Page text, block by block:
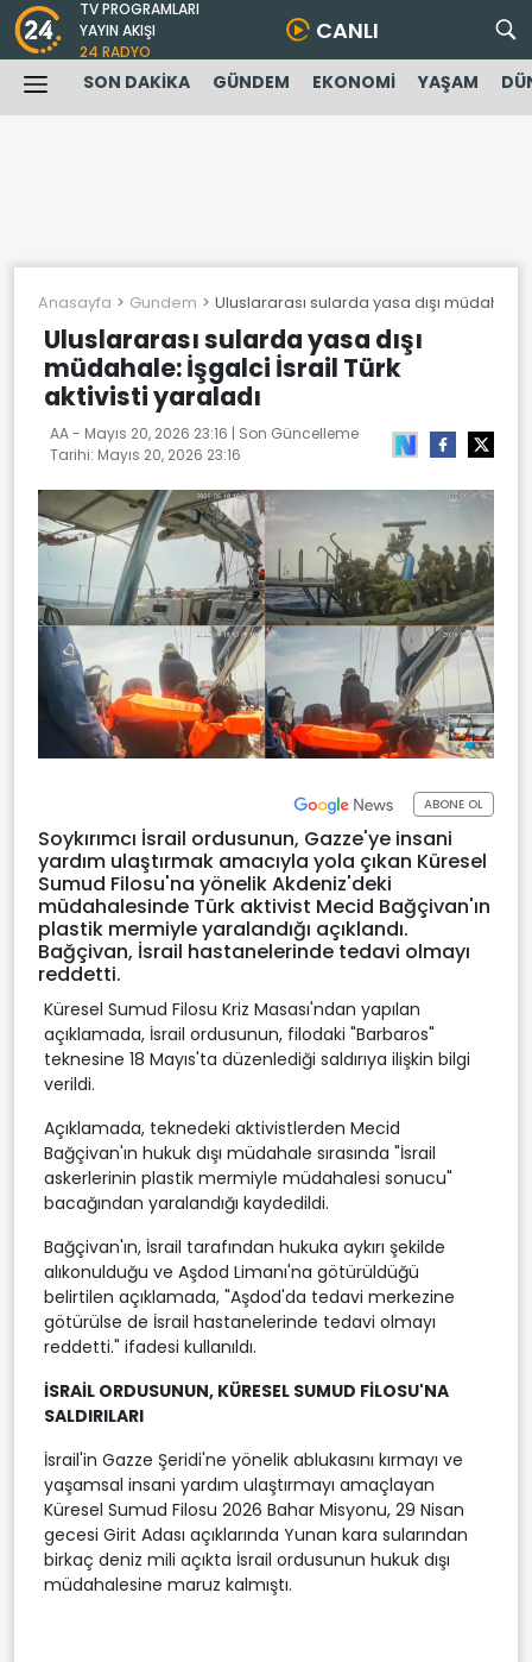
TV PROGRAMLARI
YAYIN AKIŞI
24 RADYO
CANLI
SON DAKİKA GÜNDEM EKONOMİ YAŞAM
Anasayfa Gundem Uluslararası sularda yasa dışı
Uluslararası sularda yasa dışı
müdahale: İşgalci İsrail Türk
aktivisti yaraladı
AA - Mayıs 20, 2026 23:16 | Son Güncelleme
Tarihi: Mayıs 20, 2026 23:16
ABONE OL
Soykırımcı İsrail ordusunun, Gazze'ye insani
yardım ulaştırmak amacıyla yola çıkan Küresel
Sumud Filosu'na yönelik Akdeniz'deki
müdahalesinde Türk aktivist Mecid Bağçivan'ın
plastik mermiyle yaralandığı açıklandı.
Bağçivan, İsrail hastanelerinde tedavi olmayı
reddetti.
Küresel Sumud Filosu Kriz Masası'ndan yapılan
açıklamada, İsrail ordusunun, filodaki "Barbaros"
teknesine 18 Mayıs'ta düzenlediği saldırıya ilişkin bilgi
verildi.
Açıklamada, teknedeki aktivistlerden Mecid
Bağçivan'ın hukuk dışı müdahale sırasında "İsrail
askerlerinin plastik mermiyle müdahalesi sonucu"
bacağından yaralandığı kaydedildi.
Bağçivan'ın, İsrail tarafından hukuka aykırı şekilde
alıkonulduğu ve Aşdod Limanı'na götürüldüğü
belirtilen açıklamada, "Aşdod'da tedavi merkezine
götürülse de İsrail hastanelerinde tedavi olmayı
reddetti." ifadesi kullanıldı.
İSRAİL ORDUSUNUN, KÜRESEL SUMUD FİLOSU'NA
SALDIRILARI
İsrail'in Gazze Şeridi'ne yönelik ablukasını kırmayı ve
yaşamsal insani yardım ulaştırmayı amaçlayan
Küresel Sumud Filosu 2026 Bahar Misyonu, 29 Nisan
gecesi Girit Adası açıklarında Yunan kara sularından
birkaç deniz mili açıkta İsrail ordusunun hukuk dışı
müdahalesine maruz kalmıştı.